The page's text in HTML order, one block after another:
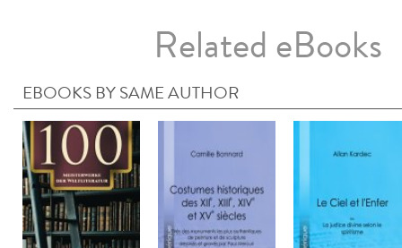
Related eBooks
EBOOKS BY SAME AUTHOR